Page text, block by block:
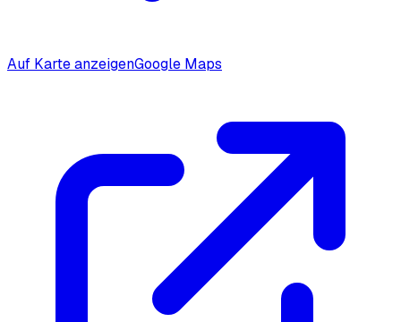
Auf Karte anzeigenGoogle Maps